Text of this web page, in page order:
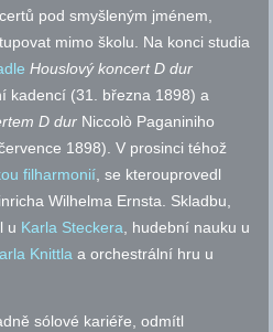
pod smyšleným jménem,
mimo školu. Na konci studia
Houslový koncert D dur
kadencí (31. března 1898) a
D dur Niccolò Paganiniho
1898). V prosinci téhož
filharmonií, se kterouprovedl
Wilhelma Ernsta. Skladbu,
u Karla Steckera, hudební nauku u
Knittla a orchestrální hru u
sólové kariéře, odmítl